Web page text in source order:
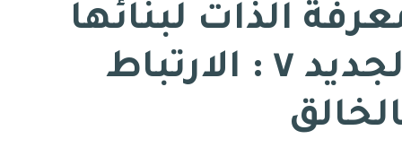
الذات لبنائها
الجديد ٧ : الارتباط